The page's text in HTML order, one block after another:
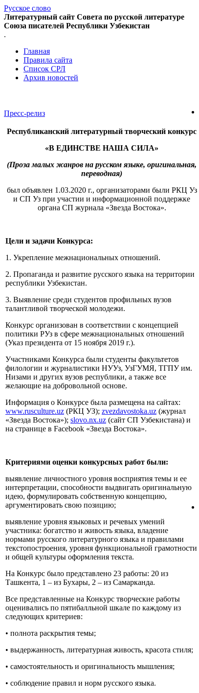
Русское слово
Литературный сайт Совета по русской литературе
Союза писателей Республики Узбекистан
.
Главная
Правила сайта
Список СРЛ
Архив новостей
Пресс-релиз
Республиканский литературный творческий конкурс
«В ЕДИНСТВЕ НАША СИЛА»
(Проза малых жанров на русском языке, оригинальная,
переводная)
был объявлен 1.03.2020 г., организаторами были РКЦ Уз
и СП Уз при участии и информационной поддержке
органа СП журнала «Звезда Востока».
Цели и задачи Конкурса:
1. Укрепление межнациональных отношений.
2. Пропаганда и развитие русского языка на территории
республики Узбекистан.
3. Выявление среди студентов профильных вузов
талантливой творческой молодежи.
Конкурс организован в соответствии с концепцией
политики РУз в сфере межнациональных отношений
(Указ президента от 15 ноября 2019 г.).
Участниками Конкурса были студенты факультетов
филологии и журналистики НУУз, УзГУМЯ, ТГПУ им.
Низами и других вузов республики, а также все
желающие на добровольной основе.
Информация о Конкурсе была размещена на сайтах:
www.rusculture.uz (РКЦ УЗ); zvezdavostoka.uz (журнал
«Звезда Востока»); slovo.nx.uz (сайт СП Узбекистана) и
на странице в Facebook «Звезда Востока».
Критериями оценки конкурсных работ были:
выявление личностного уровня восприятия темы и ее
интерпретации, способности выдвигать оригинальную
идею, формулировать собственную концепцию,
аргументировать свою позицию;
выявление уровня языковых и речевых умений
участника: богатство и живость языка, владение
нормами русского литературного языка и правилами
текстопостроения, уровня функциональной грамотности
и общей культуры оформления текста.
На Конкурс было представлено 23 работы: 20 из
Ташкента, 1 – из Бухары, 2 – из Самарканда.
Все представленные на Конкурс творческие работы
оценивались по пятибалльной шкале по каждому из
следующих критериев:
• полнота раскрытия темы;
• выдержанность, литературная живость, красота стиля;
• самостоятельность и оригинальность мышления;
• соблюдение правил и норм русского языка.